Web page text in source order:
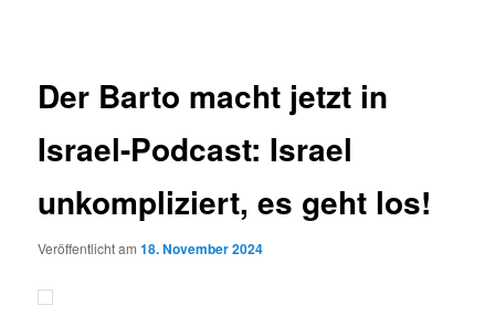
Der Barto macht jetzt in
Israel-Podcast: Israel
unkompliziert, es geht los!
Veröffentlicht am18. November 2024